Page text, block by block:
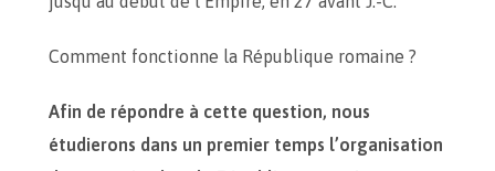
Comment fonctionne la République romaine ?
Afin de répondre à cette question, nous
étudierons dans un premier temps l’organisation